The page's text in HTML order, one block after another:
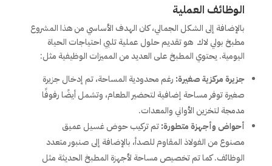
الوظائف العملية
بالإضافة إلى الشكل الجمالي، كان الهدف الأساسي من هذا المشروع
مطبخ بولي لاك هو تقديم حلول عملية تلبي احتياجات الحياة
اليومية. يحتوي المطبخ على العديد من المميزات الوظيفية مثل:
جزيرة مركزية صغيرة: رغم محدودية المساحة، تم إدخال جزيرة
صغيرة توفر مساحة إضافية لتحضير الطعام، وتشمل أيضًا رفوفًا
مدمجة لتخزين الأواني والمعدات.
أحواض وأجهزة متطورة:تم تركيب حوض غسيل عميق
مصنوع من الفولاذ المقاوم للصدأ، بالإضافة إلى صنبور متعدد
الوظائف. كما تم تخصيص مساحة لأجهزة المطبخ الحديثة مثل